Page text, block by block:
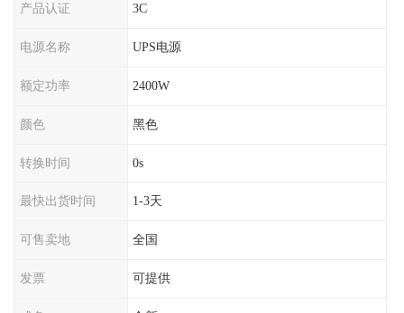
产品认证 3C
电源名称 UPS电源
额定功率 2400W
颜色 黑色
转换时间 0s
最快出货时间 1-3天
可售卖地 全国
发票 可提供